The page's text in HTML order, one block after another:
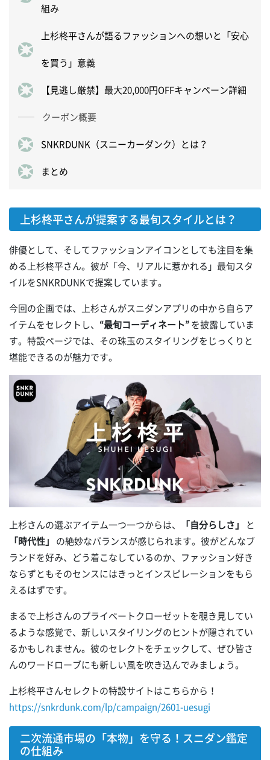
組み
上杉柊平さんが語るファッションへの想いと「安心
を買う」意義
【見逃し厳禁】最大20,000円OFFキャンペーン詳細
クーポン概要
SNKRDUNK（スニーカーダンク）とは？
まとめ
上杉柊平さんが提案する最旬スタイルとは？
俳優として、そしてファッションアイコンとしても注目を集
める上杉柊平さん。彼が「今、リアルに惹かれる」最旬スタ
イルをSNKRDUNKで提案しています。
今回の企画では、上杉さんがスニダンアプリの中から自らア
イテムをセレクトし、 “最旬コーディネート”を披露していま
す。特設ページでは、その珠玉のスタイリングをじっくりと
堪能できるのが魅力です。
上杉さんの選ぶアイテム一つ一つからは、 「自分らしさ」
と
「時代性」 の絶妙なバランスが感じられます。彼がどんなブ
ランドを好み、どう着こなしているのか、ファッション好き
ならずともそのセンスにはきっとインスピレーションをもら
えるはずです。
まるで上杉さんのプライベートクローゼットを覗き見してい
るような感覚で、新しいスタイリングのヒントが隠されてい
るかもしれません。彼のセレクトをチェックして、ぜひ皆さ
んのワードローブにも新しい風を吹き込んでみましょう。
上杉柊平さんセレクトの特設サイトはこちらから！
https://snkrdunk.com/lp/campaign/2601-uesugi
二次流通市場の「本物」を守る！スニダン鑑定
の仕組み